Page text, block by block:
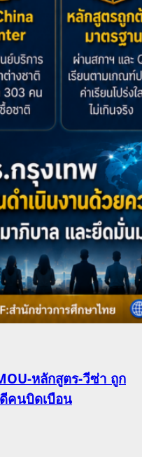
หลักสูตร-วีซ่า ถูก
คนบิดเบือน